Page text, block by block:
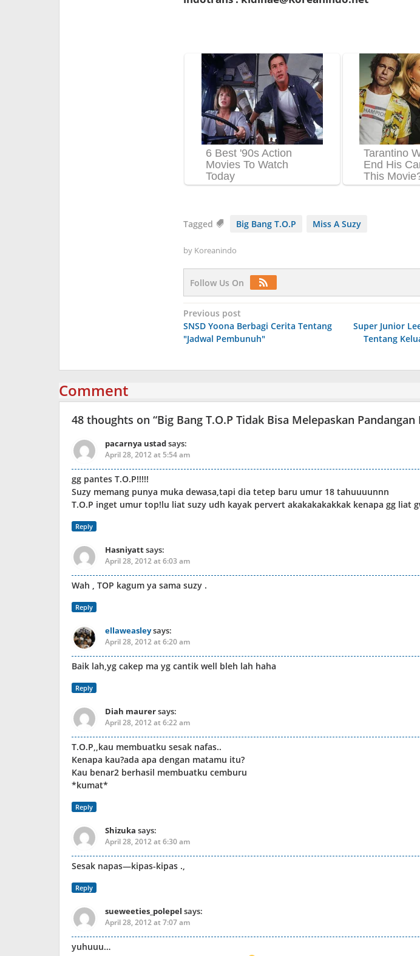
Tagged Big Bang T.O.P Miss A Suzy
by Koreanindo
Follow Us On
Post
navigation
Previous post
SNSD Yoona Berbagi Cerita Tentang
"Jadwal Pembunuh"
Super Junior
Tentang
Comment
48 thoughts on “Big Bang T.O.P Tidak Bisa Melepaskan Pandangan
pacarnya ustadsays:
April 28, 2012 at 5:54 am
gg pantes T.O.P!!!!!
Suzy memang punya muka dewasa,tapi dia tetep baru umur 18 tahuuuunnn
T.O.P inget umur top!lu liat suzy udh kayak pervert akakakakakkak kenapa gg liat
Reply
Hasniyattsays:
April 28, 2012 at 6:03 am
Wah , TOP kagum ya sama suzy .
Reply
ellaweasleysays:
April 28, 2012 at 6:20 am
Baik lah,yg cakep ma yg cantik well bleh lah haha
Reply
Diah maurersays:
April 28, 2012 at 6:22 am
T.O.P,,kau membuatku sesak nafas..
Kenapa kau?ada apa dengan matamu itu?
Kau benar2 berhasil membuatku cemburu
*kumat*
Reply
Shizuka says:
April 28, 2012 at 6:30 am
Sesak napas—kipas-kipas .,
Reply
sueweeties_polepel says:
April 28, 2012 at 7:07 am
yuhuuu…